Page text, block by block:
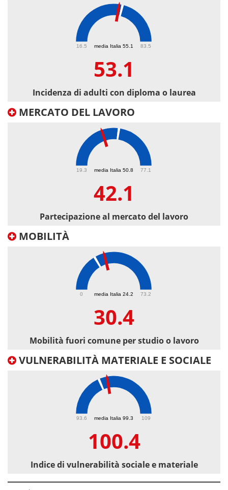
media Italia 55.1
16.5 83.5
53.1
Incidenza di adulti con diploma o laurea
MERCATO DEL LAVORO
media Italia 50.8
19.3 77.1
42.1
Partecipazione al mercato del lavoro
MOBILITÀ
media Italia 24.2
0 73.2
30.4
Mobilità fuori comune per studio o lavoro
VULNERABILITÀ MATERIALE E SOCIALE
media Italia 99.3
93.6 109
100.4
Indice di vulnerabilità sociale e materiale